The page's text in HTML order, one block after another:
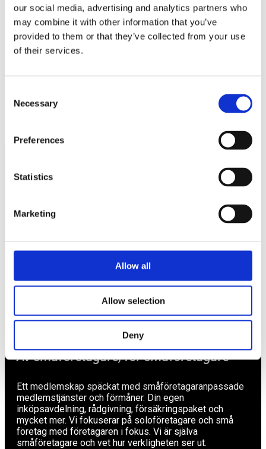
our social media, advertising and analytics partners who
may combine it with other information that you’ve
provided to them or that they’ve collected from your use
of their services.
Selection
Necessary
Preferences
Statistics
Marketing
Allow all
Allow selection
Deny
Webbplats
Spara mitt namn, min e-postadress och webbplats i denna
webbläsare till nästa gång jag skriver en kommentar.
Fler sysselsatta men fortsatt högre nivå på arbetslösheten
Av småföretagare, för småföretagare
Ett medlemskap späckat med småföretagaranpassade
medlemstjänster och förmåner. Din egen
inköpsavdelning, rådgivning, försäkringspaket och
mycket mer. Vi fokuserar på soloföretagare och små
företag med företagaren i fokus. Vi är själva
småföretagare och vet hur verkligheten ser ut.
Förmåner
Rådgivning
Om oss